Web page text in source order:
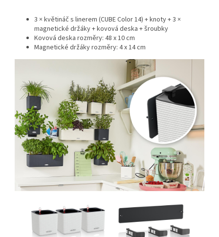
3 × květináč s linerem (CUBE Color 14) + knoty + 3 ×
magnetické držáky + kovová deska + šroubky
Kovová deska rozměry: 48 x 10 cm
Magnetické držáky rozměry: 4 x 14 cm